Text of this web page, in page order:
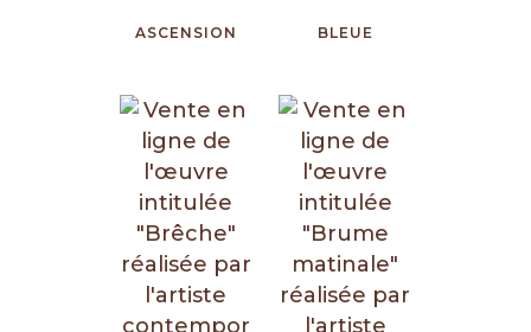
ASCENSION BLEUE